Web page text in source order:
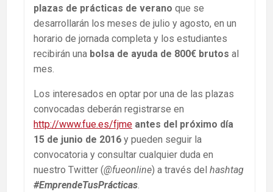
plazas de prácticas de verano que se
desarrollarán los meses de julio y agosto, en un
horario de jornada completa y los estudiantes
recibirán una bolsa de ayuda de 800€ brutos al
mes.
Los interesados en optar por una de las plazas
convocadas deberán registrarse en
http://www.fue.es/fjme antes del próximo día
15 de junio de 2016 y pueden seguir la
convocatoria y consultar cualquier duda en
nuestro Twitter (@fueonline) a través del hashtag
#EmprendeTusPrácticas.